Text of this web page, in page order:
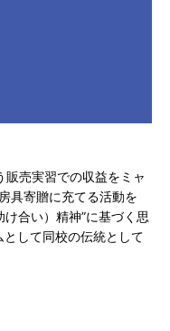
売実習での収益をミャ
具寄贈に充てる活動を
合い）精神”に基づく思
して同校の伝統として